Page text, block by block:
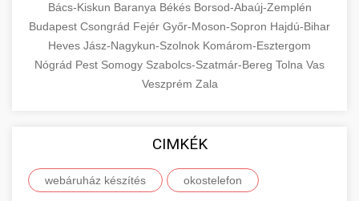
Bács-Kiskun Baranya Békés Borsod-Abaúj-Zemplén
Budapest Csongrád Fejér Győr-Moson-Sopron Hajdú-Bihar
Heves Jász-Nagykun-Szolnok Komárom-Esztergom
Nógrád Pest Somogy Szabolcs-Szatmár-Bereg Tolna Vas
Veszprém Zala
CIMKÉK
webáruház készítés okostelefon